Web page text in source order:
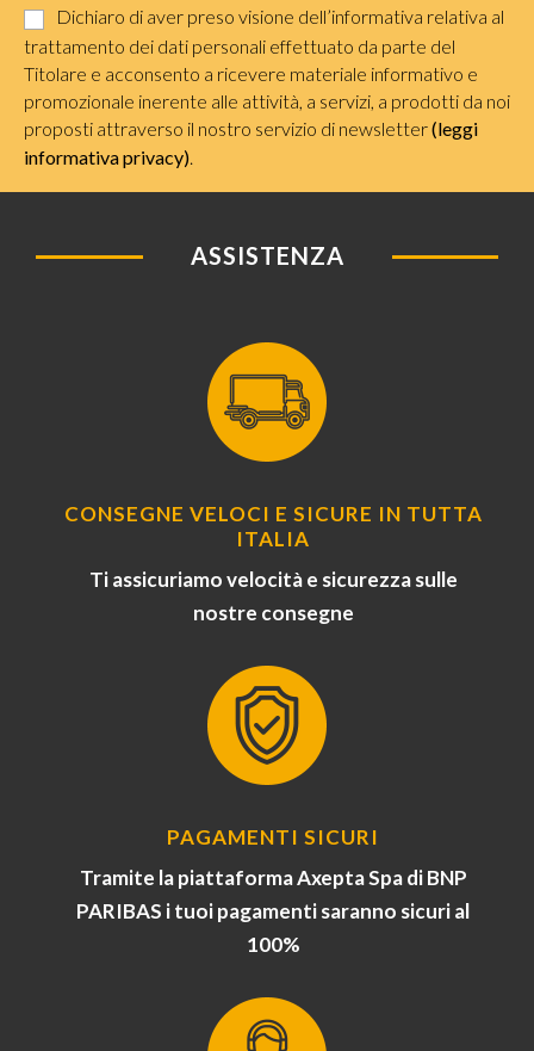
Dichiaro di aver preso visione dell’informativa relativa al
trattamento dei dati personali effettuato da parte del
Titolare e acconsento a ricevere materiale informativo e
promozionale inerente alle attività, a servizi, a prodotti da noi
proposti attraverso il nostro servizio di newsletter(leggi
informativa privacy)
ASSISTENZA
CONSEGNE VELOCI E SICURE IN TUTTA
ITALIA
Ti assicuriamo velocità e sicurezza sulle
nostre consegne
PAGAMENTI SICURI
Tramite la piattaforma Axepta Spa di BNP
PARIBAS i tuoi pagamenti saranno sicuri al
100%